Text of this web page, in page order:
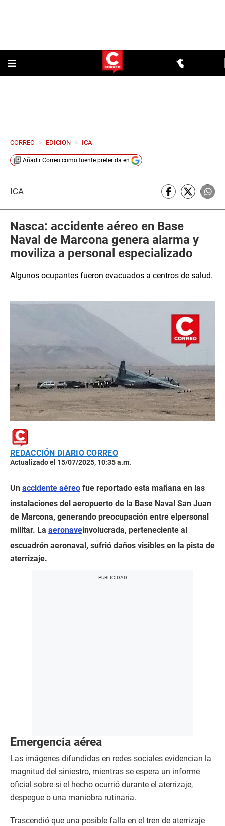
CORREO > EDICION > ICA
Añadir Correo como fuente preferida en
ICA
Nasca: accidente aéreo en Base
Naval de Marcona genera alarma y
moviliza a personal especializado
Algunos ocupantes fueron evacuados a centros de salud.
REDACCIÓN DIARIO CORREO
Actualizado el 15/07/2025, 10:35 a.m.
Un accidente aéreo fue reportado esta mañana en las
instalaciones del aeropuerto de la Base Naval San Juan
de Marcona, generando preocupación entre elpersonal
militar. La aeronaveinvolucrada, perteneciente al
escuadrón aeronaval, sufrió daños visibles en la pista de
aterrizaje.
Emergencia aérea
Las imágenes difundidas en redes sociales evidencian la
magnitud del siniestro, mientras se espera un informe
oficial sobre si el hecho ocurrió durante el aterrizaje,
despegue o una maniobra rutinaria.
Trascendió que una posible falla en el tren de aterrizaje